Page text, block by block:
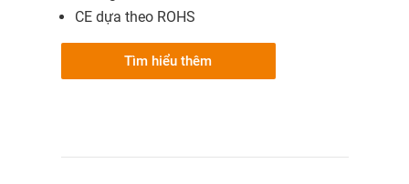
CE dựa theo ROHS
Tìm hiểu thêm